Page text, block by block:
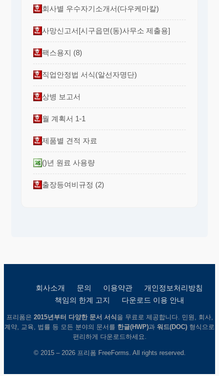
회사별 우수자기소개서(다우케마칼)
사망신고서[시구읍면(동)사무소 제출용]
팩스용지 (8)
직업안정법 서식(알선자명단)
상병 보고서
월 계획서 1-1
제품별 견적 자료
()년 원료 사용량
출장등여비규정 (2)
회사소개 문의 이용약관
개인정보처리방침
책임의 한계 고지
다운로드 이용 안내
프리폼은 2015년부터 다양한 문서 서식 을 무료로 제공합니다. 민원, 회사,
계약, 교육, 법률 등 모든 분야의 문서를 한글(HWP)과 워드(DOC) 형식으로
편리하게 다운로드하세요.
© 2015 – 2026 프리폼 FreeForms. All rights reserved.